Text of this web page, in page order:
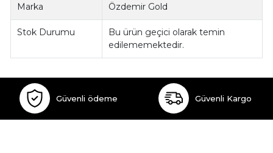
Marka Özdemir Gold
Stok Durumu
Bu ürün geçici olarak temin
edilememektedir.
Güvenli ödeme Güvenli Kargo